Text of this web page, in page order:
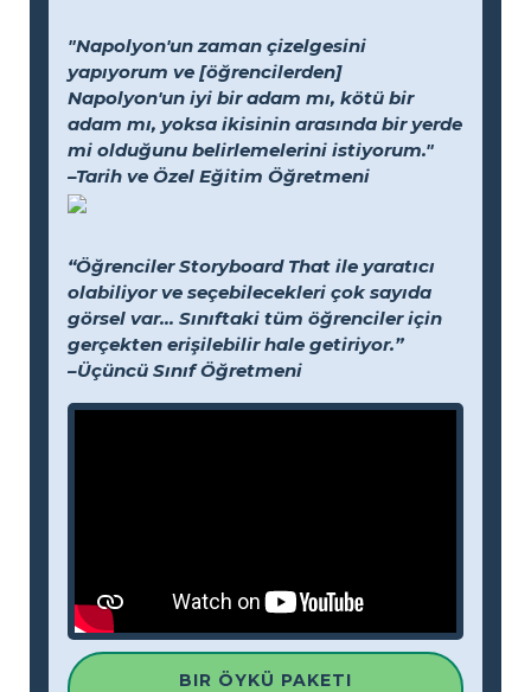
"Napolyon'un zaman çizelgesini
yapıyorum ve [öğrencilerden]
Napolyon'un iyi bir adam mı, kötü bir
adam mı, yoksa ikisinin arasında bir yerde
mi olduğunu belirlemelerini istiyorum."
–Tarih ve Özel Eğitim Öğretmeni
“Öğrenciler Storyboard That ile yaratıcı
olabiliyor ve seçebilecekleri çok sayıda
görsel var... Sınıftaki tüm öğrenciler için
gerçekten erişilebilir hale getiriyor.”
–Üçüncü Sınıf Öğretmeni
BIR ÖYKÜ PAKETI